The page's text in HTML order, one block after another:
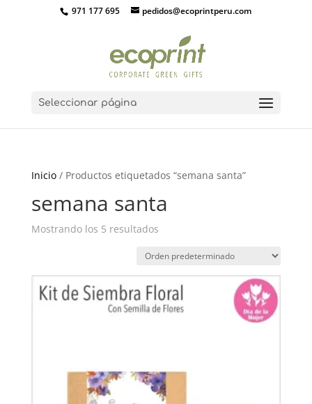
971 177 695 pedidos@ecoprintperu.com
Seleccionar página
Inicio/ Productos etiquetados “semana santa”
semana santa
Mostrando los 5 resultados